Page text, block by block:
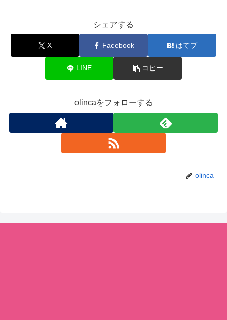
シェアする
X Facebook はてブ
LINE コピー
olincaをフォローする
olinca